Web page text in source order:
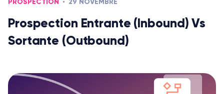
PROSPECTION 29 NOVEMBRE
Prospection Entrante (Inbound) Vs
Sortante (Outbound)